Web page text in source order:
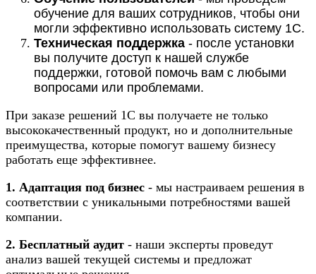
обучение для ваших сотрудников, чтобы они
могли эффективно использовать систему 1С.
Техническая поддержка - после установки
вы получите доступ к нашей службе
поддержки, готовой помочь вам с любыми
вопросами или проблемами.
При заказе решений 1С вы получаете не только
высококачественный продукт, но и дополнительные
преимущества, которые помогут вашему бизнесу
работать еще эффективнее.
1. Адаптация под бизнес - мы настраиваем решения в
соответствии с уникальными потребностями вашей
компании.
2. Бесплатный аудит - наши эксперты проведут
анализ вашей текущей системы и предложат